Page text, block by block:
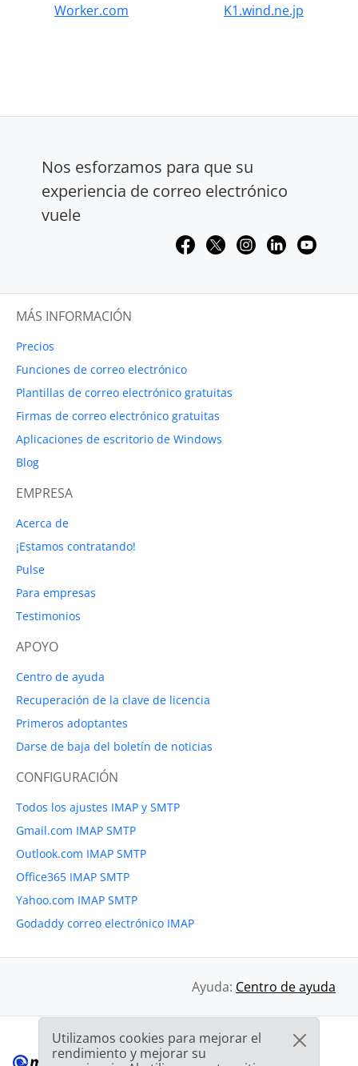
Worker.com
K1.wind.ne.jp
Nos esforzamos para que su
experiencia de correo electrónico
vuele
MÁS INFORMACIÓN
Precios
Funciones de correo electrónico
Plantillas de correo electrónico gratuitas
Firmas de correo electrónico gratuitas
Aplicaciones de escritorio de Windows
Blog
EMPRESA
Acerca de
¡Estamos contratando!
Pulse
Para empresas
Testimonios
APOYO
Centro de ayuda
Recuperación de la clave de licencia
Primeros adoptantes
Darse de baja del boletín de noticias
CONFIGURACIÓN
Todos los ajustes IMAP y SMTP
Gmail.com IMAP SMTP
Outlook.com IMAP SMTP
Office365 IMAP SMTP
Yahoo.com IMAP SMTP
Godaddy correo electrónico IMAP
Ayuda: Centro de ayuda
Utilizamos cookies para mejorar el
rendimiento y mejorar su